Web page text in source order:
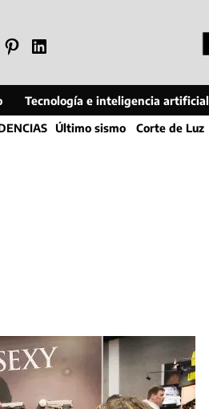
PinterestLinkedin
Tecnología e inteligencia artificial
Último sismo Corte de Luz